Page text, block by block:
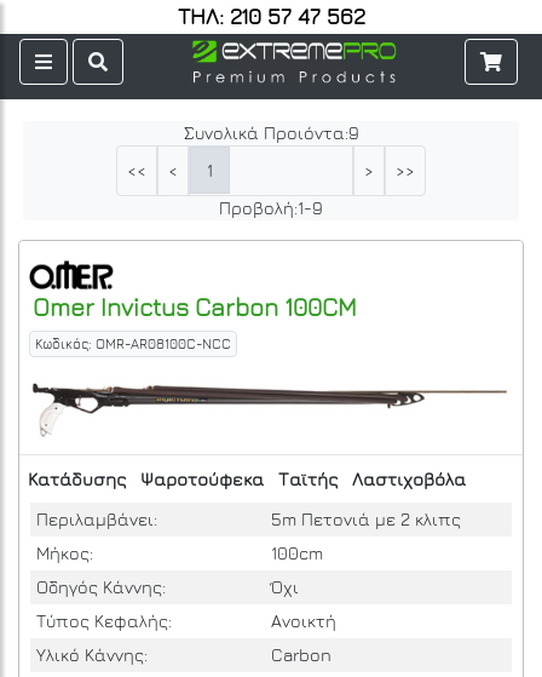
ΤΗΛ: 210 57 47 562
Συνολικά Προιόντα:9
<<
< 1 >
>>
Προβολή:1-9
Omer Invictus Carbon 100CM
Κωδικός: OMR-AR08100C-NCC
Κατάδυσης Ψαροτούφεκα Ταϊτής
Λαστιχοβόλα
Περιλαμβάνει:
5m Πετονιά με 2 κλιπς
Μήκος:
100cm
Οδηγός Κάννης:
Όχι
Τύπος Κεφαλής:
Ανοικτή
Υλικό Κάννης:
Carbon